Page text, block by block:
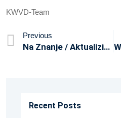
KWVD-Team
Previous
Na Znanje / Aktualizirane Informacije Vezane Uz Koronavirus// Informationen Über Coronavirus – Einreise Nach Kroatien
Recent Posts